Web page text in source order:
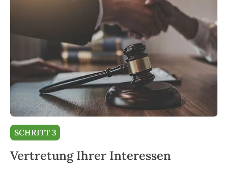
SCHRITT 3
Vertretung Ihrer Interessen